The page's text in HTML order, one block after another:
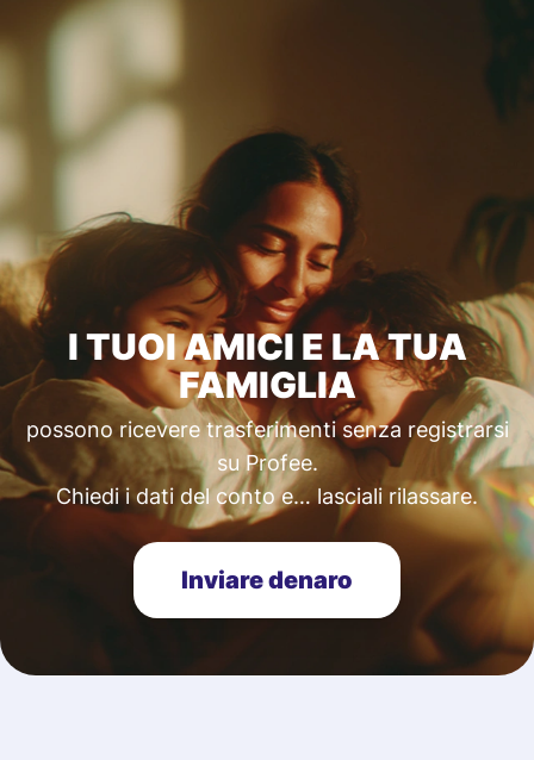
I TUOI AMICI E LA TUA
FAMIGLIA
possono ricevere trasferimenti senza registrarsi
su Profee.
Chiedi i dati del conto e… lasciali rilassare.
Inviare denaro